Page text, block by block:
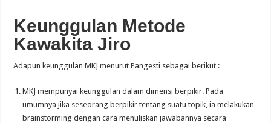
Keunggulan Metode
Kawakita Jiro
Adapun keunggulan MKJ menurut Pangesti sebagai berikut :
MKJ mempunyai keunggulan dalam dimensi berpikir. Pada
umumnya jika seseorang berpikir tentang suatu topik, ia melakukan
brainstorming dengan cara menuliskan jawabannya secara